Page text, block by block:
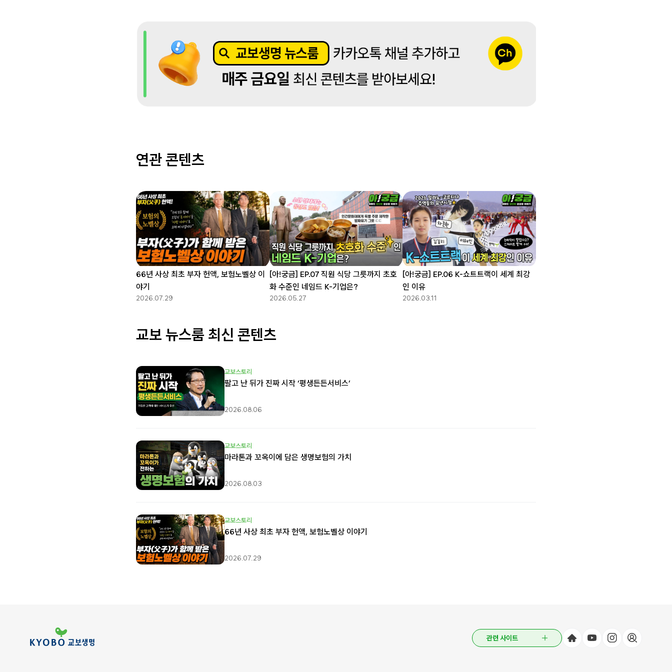
연관 콘텐츠
66년 사상 최초 부자 헌액, 보험노벨상 이
야기
2026.07.29
[아!궁금] EP.07 직원 식당 그릇까지 초호
화 수준인 네임드 K-기업은?
2026.05.27
[아!궁금] EP.06 K-쇼트트랙이 세계 최강
인 이유
2026.03.11
교보 뉴스룸 최신 콘텐츠
교보스토리
팔고 난 뒤가 진짜 시작 ‘평생든든서비스’
2026.08.06
교보스토리
마라톤과 꼬옥이에 담은 생명보험의 가치
2026.08.03
교보스토리
66년 사상 최초 부자 헌액, 보험노벨상 이야기
2026.07.29
관련 사이트